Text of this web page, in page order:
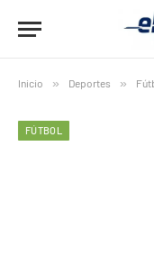
Inicio » Deportes »
FÚTBOL